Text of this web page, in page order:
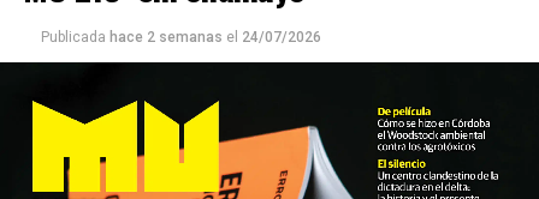
Publicada hace 2 semanas el 24/07/2026